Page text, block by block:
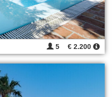
5 € 2.200